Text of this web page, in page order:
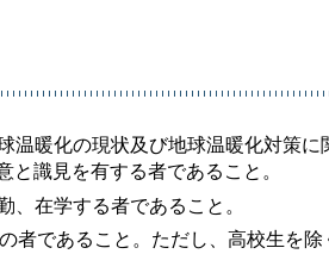
温暖化の現状及び地球温暖化対策
と識見を有する者であること。
、在学する者であること。
者であること。ただし、高校生を除